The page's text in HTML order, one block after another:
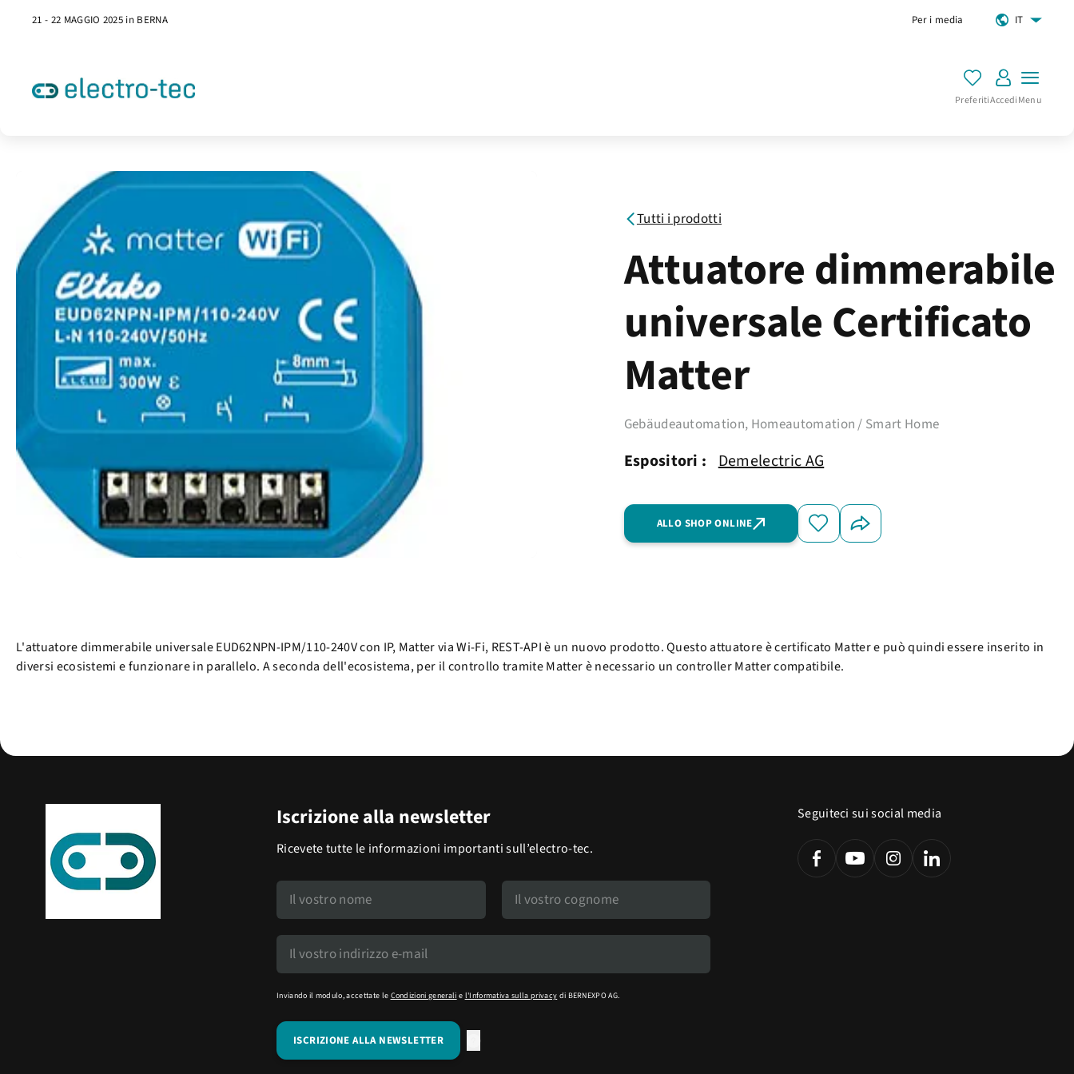
21 - 22 MAGGIO 2025 in BERNA Per i media IT
PreferitiAccediMenu
Tutti i prodotti
Attuatore dimmerabile
universale Certificato
Matter
Gebäudeautomation, Homeautomation / Smart Home
Espositori : Demelectric AG
ALLO SHOP ONLINE
L'attuatore dimmerabile universale EUD62NPN-IPM/110-240V con IP, Matter via Wi-Fi, REST-API è un nuovo prodotto. Questo attuatore è certificato Matter e può quindi essere inserito in
diversi ecosistemi e funzionare in parallelo. A seconda dell'ecosistema, per il controllo tramite Matter è necessario un controller Matter compatibile.
Iscrizione alla newsletter
Ricevete tutte le informazioni importanti sull’electro-tec.
Inviando il modulo, accettate le Condizioni generali e l'Informativa sulla privacy di BERNEXPO AG.
Seguiteci sui social media